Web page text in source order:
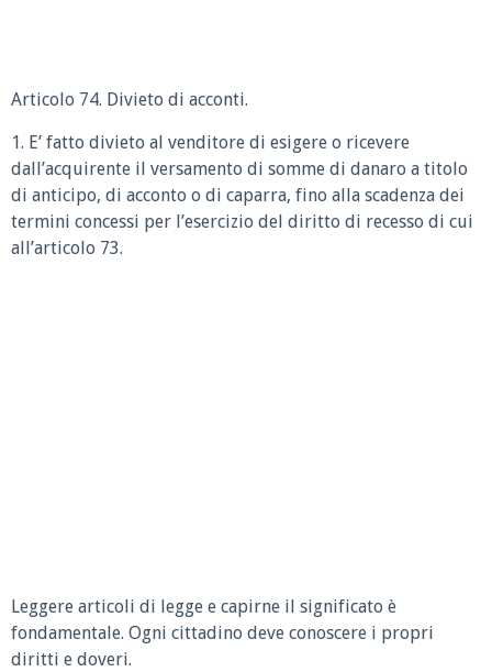
Articolo 74. Divieto di acconti.
1. E’ fatto divieto al venditore di esigere o ricevere
dall’acquirente il versamento di somme di danaro a titolo
di anticipo, di acconto o di caparra, fino alla scadenza dei
termini concessi per l’esercizio del diritto di recesso di cui
all’articolo 73.
Leggere articoli di legge e capirne il significato è
fondamentale. Ogni cittadino deve conoscere i propri
diritti e doveri.